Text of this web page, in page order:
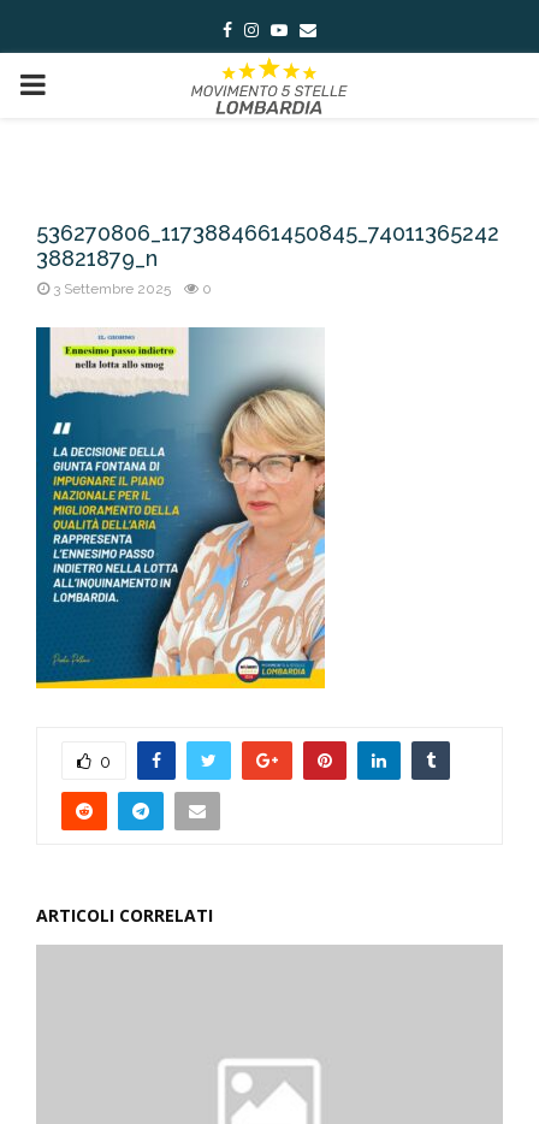
Facebook
Instagram
Youtube
Email
PRIMARY
536270806_1173884661450845_74011365242
38821879_n
3 Settembre 2025 0
0
ARTICOLI CORRELATI